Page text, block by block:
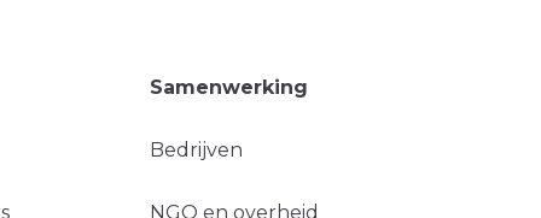
Samenwerking
Bedrijven
NGO en overheid